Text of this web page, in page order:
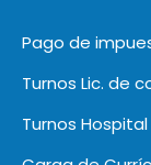
Pago de
Turnos Lic. de
Turnos Hospital